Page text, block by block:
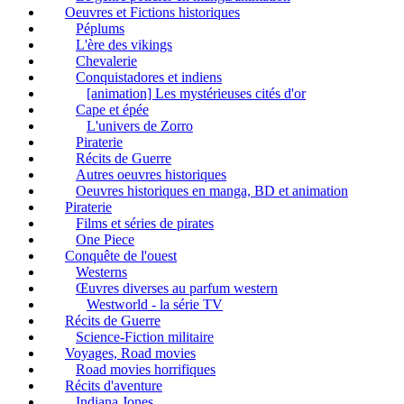
Oeuvres et Fictions historiques
Péplums
L'ère des vikings
Chevalerie
Conquistadores et indiens
[animation] Les mystérieuses cités d'or
Cape et épée
L'univers de Zorro
Piraterie
Récits de Guerre
Autres oeuvres historiques
Oeuvres historiques en manga, BD et animation
Piraterie
Films et séries de pirates
One Piece
Conquête de l'ouest
Westerns
Œuvres diverses au parfum western
Westworld - la série TV
Récits de Guerre
Science-Fiction militaire
Voyages, Road movies
Road movies horrifiques
Récits d'aventure